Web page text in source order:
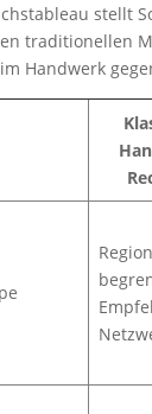
stellt
traditionellen
Handwerk